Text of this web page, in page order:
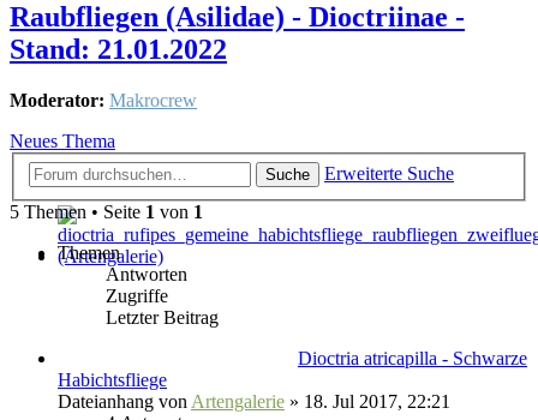
Raubfliegen (Asilidae) - Dioctriinae -
Stand: 21.01.2022
Moderator: Makrocrew
Neues Thema
Suche
Erweiterte Suche
5 Themen • Seite 1 von 1
Themen
Antworten
Zugriffe
Letzter Beitrag
Dioctria atricapilla - Schwarze
Habichtsfliege
Dateianhang von Artengalerie » 18. Jul 2017, 22:21